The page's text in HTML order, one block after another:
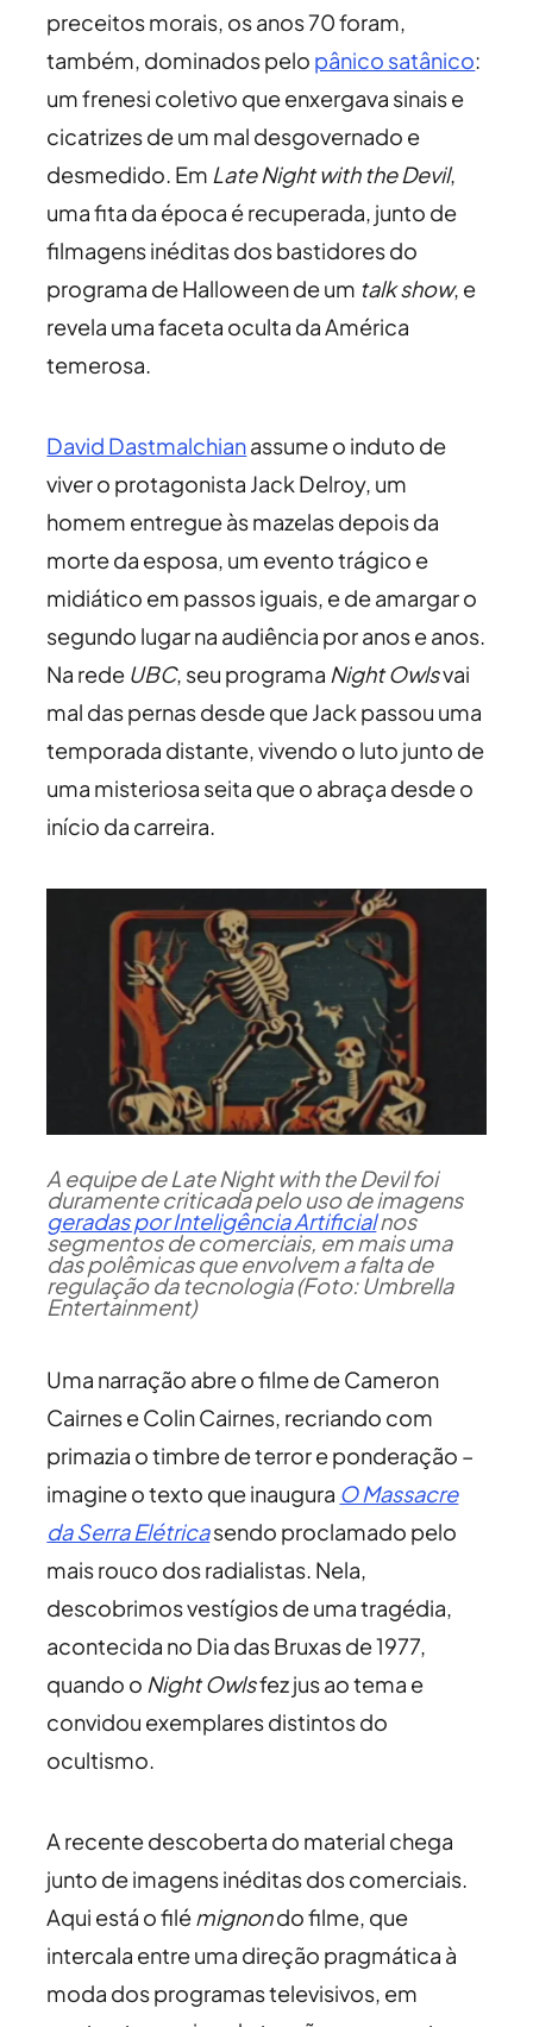
preceitos morais, os anos 70 foram,
também, dominados pelo pânico satânico:
um frenesi coletivo que enxergava sinais e
cicatrizes de um mal desgovernado e
desmedido. Em Late Night with the Devil,
uma fita da época é recuperada, junto de
filmagens inéditas dos bastidores do
programa de Halloween de um talk show, e
revela uma faceta oculta da América
temerosa.
David Dastmalchianassume o induto de
viver o protagonista Jack Delroy, um
homem entregue às mazelas depois da
morte da esposa, um evento trágico e
midiático em passos iguais, e de amargar o
segundo lugar na audiência por anos e anos.
Na rede UBC, seu programa Night Owlsvai
mal das pernas desde que Jack passou uma
temporada distante, vivendo o luto junto de
uma misteriosa seita que o abraça desde o
início da carreira.
A equipe de Late Night with the Devil foi
duramente criticada pelo uso de imagens
geradas por Inteligência Artificialnos
segmentos de comerciais, em mais uma
das polêmicas que envolvem a falta de
regulação da tecnologia (Foto: Umbrella
Entertainment)
Uma narração abre o filme de Cameron
Cairnes e Colin Cairnes, recriando com
primazia o timbre de terror e ponderação –
imagine o texto que inaugura O Massacre
da Serra Elétricasendo proclamado pelo
mais rouco dos radialistas. Nela,
descobrimos vestígios de uma tragédia,
acontecida no Dia das Bruxas de 1977,
quando o Night Owlsfez jus ao tema e
convidou exemplares distintos do
ocultismo.
A recente descoberta do material chega
junto de imagens inéditas dos comerciais.
Aqui está o filémignondo filme, que
intercala entre uma direção pragmática à
moda dos programas televisivos, em